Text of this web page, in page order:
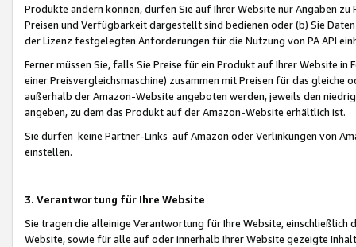
Produkte ändern können, dürfen Sie auf Ihrer Website nur Angaben
Preisen und Verfügbarkeit dargestellt sind bedienen oder (b) Sie
der Lizenz festgelegten Anforderungen für die Nutzung von PA API
Ferner müssen Sie, falls Sie Preise für ein Produkt auf Ihrer Website
einer Preisvergleichsmaschine) zusammen mit Preisen für das
außerhalb der Amazon-Website angeboten werden, jeweils den
angeben, zu dem das Produkt auf der Amazon-Website erhältlich ist.
Sie dürfen keine Partner-Links auf Amazon oder Verlinkungen von
einstellen.
3. Verantwortung für Ihre Website
Sie tragen die alleinige Verantwortung für Ihre Website,
Website, sowie für alle auf oder innerhalb Ihrer Website gezeigte